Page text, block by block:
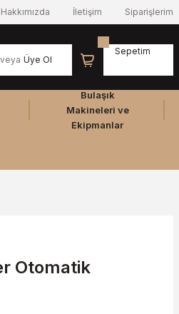
Hakkımızda İletişim Siparişlerim
veya Üye Ol
Sepetim
Bulaşık
Makineleri ve
Ekipmanlar
Otomatik